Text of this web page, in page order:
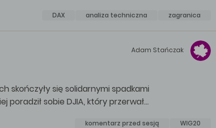
DAX analiza techniczna zagranica
Adam Stańczak
skończyły się solidarnymi spadkami
poradził sobie DJIA, który przerwał…
komentarz przed sesją WIG20